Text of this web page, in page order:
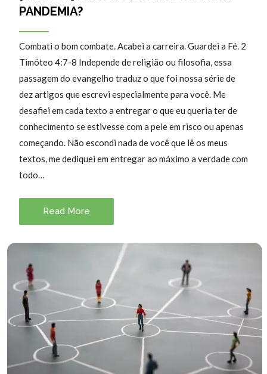
PANDEMIA?
Combati o bom combate. Acabei a carreira. Guardei a Fé. 2
Timóteo 4:7-8 Independe de religião ou filosofia, essa
passagem do evangelho traduz o que foi nossa série de
dez artigos que escrevi especialmente para você. Me
desafiei em cada texto a entregar o que eu queria ter de
conhecimento se estivesse com a pele em risco ou apenas
começando. Não escondi nada de você que lê os meus
textos, me dediquei em entregar ao máximo a verdade com
todo…
Read More